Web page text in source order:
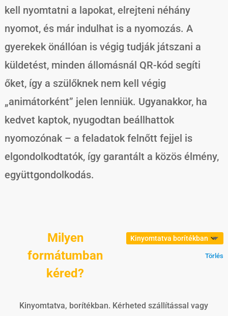
kell nyomtatni a lapokat, elrejteni néhány
nyomot, és már indulhat is a nyomozás. A
gyerekek önállóan is végig tudják játszani a
küldetést, minden állomásnál QR-kód segíti
őket, így a szülőknek nem kell végig
„animátorként” jelen lenniük. Ugyanakkor, ha
kedvet kaptok, nyugodtan beállhattok
nyomozónak – a feladatok felnőtt fejjel is
elgondolkodtatók, így garantált a közös élmény,
együttgondolkodás.
Milyen
formátumban
kéred?
Törlés
Kinyomtatva, borítékban. Kérheted szállítással vagy